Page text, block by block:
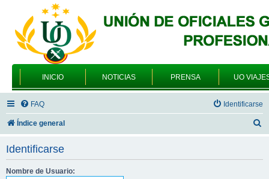
INICIO NOTICIAS PRENSA UO
FAQ Identificarse
Índice general
Identificarse
Nombre de Usuario: